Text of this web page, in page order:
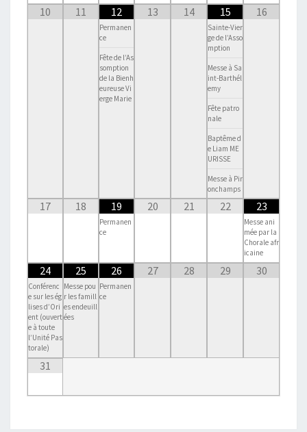
10 11 12
Permanen
ce
Fête de l’As
somption
de la Bienh
eureuse Vi
erge Marie
13 14 15
Sainte-Vier
ge de l’Asso
mption
Messe à Sa
int-Barthél
emy
Fête patro
nale
Baptême d
e Liam ME
URISSE
Messe à Pir
onchamps
16
17 18 19
Permanen
ce
20 21 22 23
Messe ani
mée par la
Chorale afr
icaine
24
Conférenc
e sur les ég
lises d’Ori
ent (ouvert
e à toute
l’Unité Pas
torale)
25
Messe pou
r les famill
es endeuill
ées
26
Permanen
ce
27 28 29 30
31